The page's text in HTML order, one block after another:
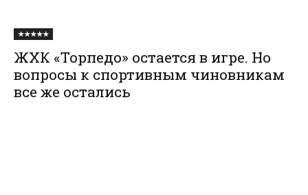
★★★★★
ЖХК «Торпедо» остается в игре. Но
вопросы к спортивным чиновникам
все же остались